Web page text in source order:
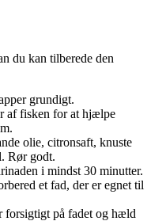
du kan tilberede den
grundigt.
af fisken for at hjælpe
olie, citronsaft, knuste
Rør godt.
i mindst 30 minutter.
et fad, der er egnet til
forsigtigt på fadet og hæld